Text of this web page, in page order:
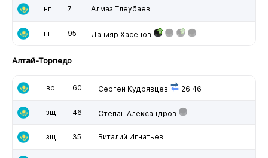
нп 7 Алмаз Тлеубаев
нп 95 Данияр Хасенов
Алтай-Торпедо
вр 60 Сергей Кудрявцев 26:46
зщ 46 Степан Александров
зщ 35 Виталий Игнатьев